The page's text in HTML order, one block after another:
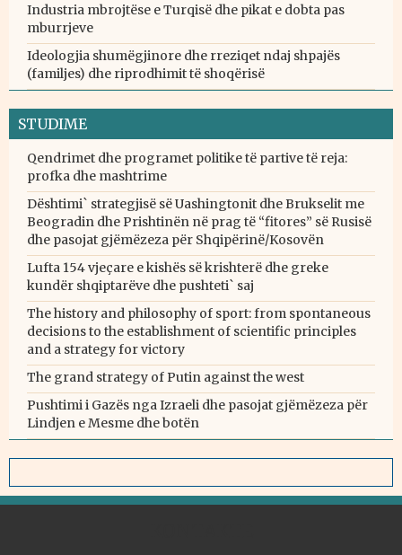
Industria mbrojtëse e Turqisë dhe pikat e dobta pas
mburrjeve
Ideologjia shumëgjinore dhe rreziqet ndaj shpajës
(familjes) dhe riprodhimit të shoqërisë
STUDIME
Qendrimet dhe programet politike të partive të reja:
profka dhe mashtrime
Dështimi` strategjisë së Uashingtonit dhe Brukselit me
Beogradin dhe Prishtinën në prag të “fitores” së Rusisë
dhe pasojat gjëmëzeza për Shqipërinë/Kosovën
Lufta 154 vjeçare e kishës së krishterë dhe greke
kundër shqiptarëve dhe pushteti` saj
The history and philosophy of sport: from spontaneous
decisions to the establishment of scientific principles
and a strategy for victory
The grand strategy of Putin against the west
Pushtimi i Gazës nga Izraeli dhe pasojat gjëmëzeza për
Lindjen e Mesme dhe botën